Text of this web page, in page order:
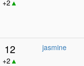
+2 ▲
12
+2 ▲
jasmine